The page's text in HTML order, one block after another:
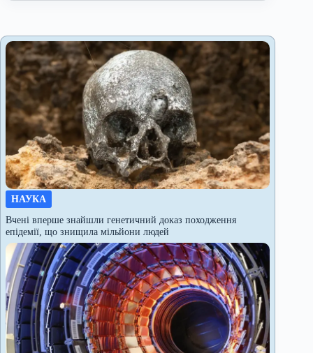
НАУКА
Вчені вперше знайшли генетичний доказ походження
епідемії, що знищила мільйони людей